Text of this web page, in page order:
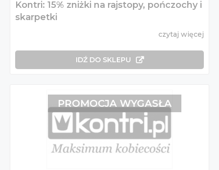
Kontri: 15% zniżki na rajstopy, pończochy i
skarpetki
czytaj więcej
IDŹ DO SKLEPU
PROMOCJA WYGASŁA